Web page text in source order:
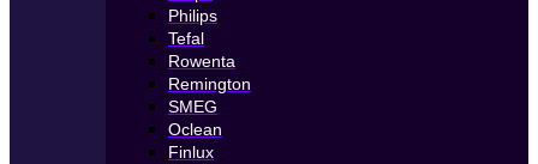
Philips
Tefal
Rowenta
Remington
SMEG
Oclean
Finlux